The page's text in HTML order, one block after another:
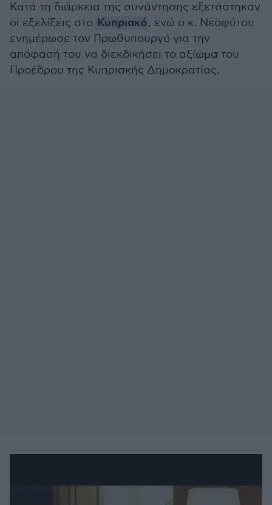
Κατά τη διάρκεια της συνάντησης εξετάστηκαν
οι εξελίξεις στο Κυπριακό, ενώ ο κ. Νεοφύτου
ενημέρωσε τον Πρωθυπουργό για την
απόφασή του να διεκδικήσει το αξίωμα του
Προέδρου της Κυπριακής Δημοκρατίας.